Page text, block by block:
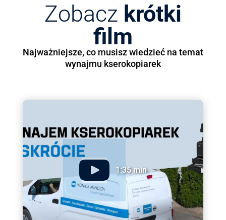
Zobacz krótki
film
Najważniejsze, co musisz wiedzieć na temat
wynajmu kserokopiarek
1:35 min